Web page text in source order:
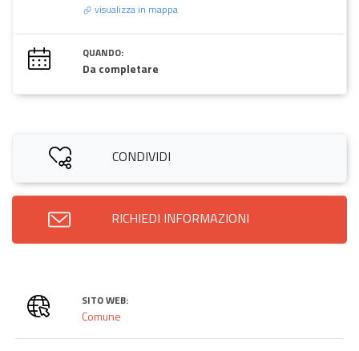
visualizza in mappa
QUANDO:
Da completare
CONDIVIDI
RICHIEDI INFORMAZIONI
SITO WEB:
Comune